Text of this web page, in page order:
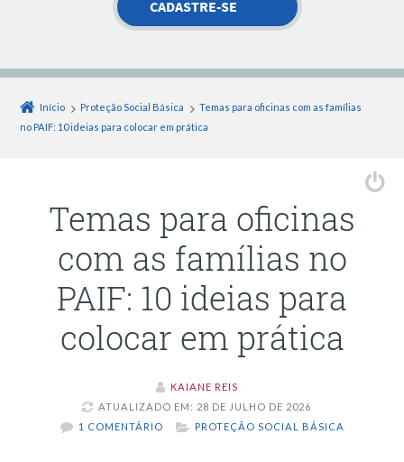
Início Proteção Social Básica
Temas para oficinas com as famílias
no PAIF: 10 ideias para colocar em prática
Temas para oficinas
com as famílias no
PAIF: 10 ideias para
colocar em prática
KAIANE REIS
ATUALIZADO EM: 28 DE JULHO DE 2026
1 COMENTÁRIO
PROTEÇÃO SOCIAL BÁSICA